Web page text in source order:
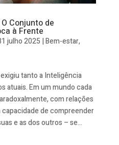
Conjunto de
à Frente
julho 2025 |Bem-estar,
tanto a Inteligência
atuais. Em um mundo cada
com relações
de compreender
e as dos outros – se...